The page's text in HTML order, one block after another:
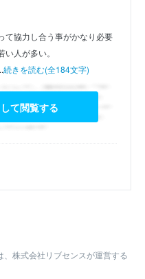
て協力し合う事がかなり必要
人が多い。
続きを読む(全184文字)
て閲覧する
株式会社リブセンスが運営する